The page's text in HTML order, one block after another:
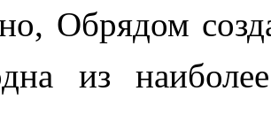
Обрядом
из наиболее